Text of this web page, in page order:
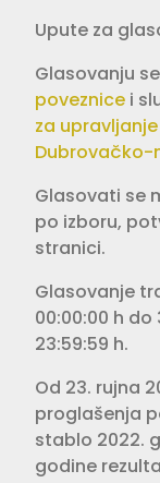
Upute za
Glasovanju
poveznice i
za
Dubrovačko-
Glasovati se
po izboru,
stranici.
Glasovanje
00:00:00 h
23:59:59 h.
Od 23. rujna
proglašenja
stablo 2022.
godine